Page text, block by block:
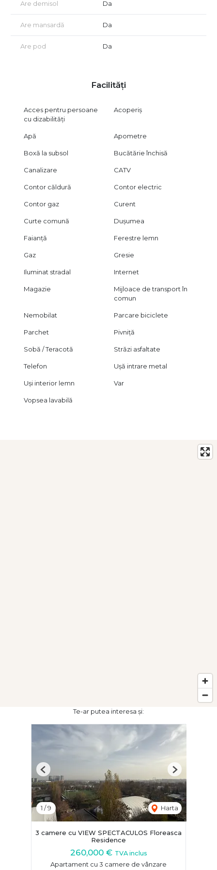
Are demisol Da
Are mansardă Da
Are pod Da
Facilități
Acces pentru persoane
cu dizabilități
Acoperiș
Apă Apometre
Boxă la subsol Bucătărie închisă
Canalizare CATV
Contor căldură Contor electric
Contor gaz Curent
Curte comună Dușumea
Faianță Ferestre lemn
Gaz Gresie
Iluminat stradal Internet
Magazie
Mijloace de transport în
comun
Nemobilat Parcare biciclete
Parchet Pivniță
Sobă / Teracotă Străzi asfaltate
Telefon Ușă intrare metal
Uși interior lemn Var
Vopsea lavabilă
Te-ar putea interesa și:
1 /9 Harta
Previous Next
3 camere cu VIEW SPECTACULOS Floreasca
Residence
260,000 € TVA inclus
Apartament cu 3 camere de vânzare